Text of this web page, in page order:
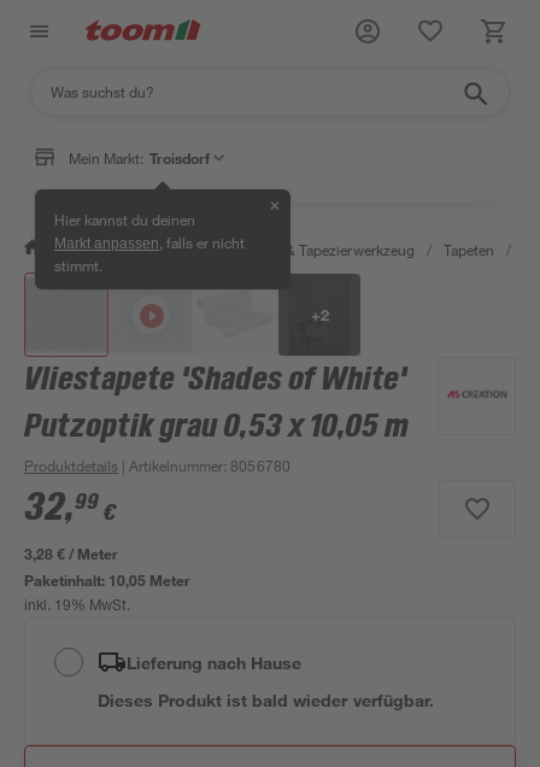
Mein Markt: Troisdorf
Hier kannst du deinen
Markt anpassen , falls er nicht
stimmt.
✕
/ Wohnen & Haushalt / Tapeten & Tapezierwerkzeug / Tapeten /
+2
Vliestapete 'Shades of White'
Putzoptik grau 0,53 x 10,05 m
Produktdetails | Artikelnummer: 8056780
32,99 €
3,28 € / Meter
Paketinhalt: 10,05 Meter
inkl. 19% MwSt.
Lieferung nach Hause
Dieses Produkt ist bald wieder verfügbar.